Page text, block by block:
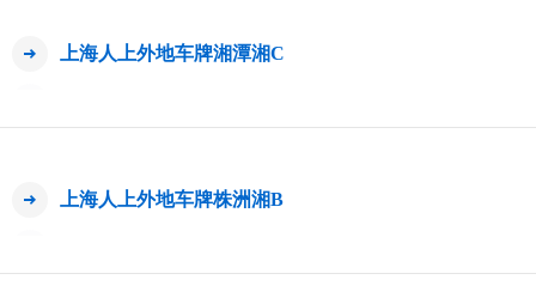
上海人上外地车牌湘潭湘C
上海人上外地车牌株洲湘B